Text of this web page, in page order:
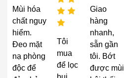
Mùi hóa
chất nguy
hiểm.
Đeo mặt
nạ phòng
độc để
Tôi
mua
để lọc
Giao
hàng
nhanh,
sẵn gần
tôi. Bớt
được mùi